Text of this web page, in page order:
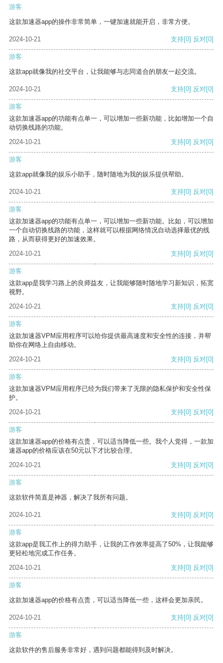
游客
这款加速器app的操作非常简单，一键加速就能开启，非常方便。
2024-10-21 支持[0] 反对[0]
游客
这款app就像我的社交平台，让我能够与志同道合的朋友一起交流。
2024-10-21 支持[0] 反对[0]
游客
这款加速器app的功能有点单一，可以增加一些新功能，比如增加一个自
动切换线路的功能。
2024-10-21
支持[0] 反对[0]
游客
这款app就像我的娱乐小助手，随时随地为我的娱乐提供帮助。
2024-10-21 支持[0] 反对[0]
游客
这款加速器app的功能有点单一，可以增加一些新功能。比如，可以增加
一个自动切换线路的功能，这样就可以根据网络情况自动选择最优的线
路，从而获得更好的加速效果。
2024-10-21
支持[0] 反对[0]
游客
这款app是我学习路上的良师益友，让我能够随时随地学习新知识，拓宽
视野。
2024-10-21
支持[0] 反对[0]
游客
这款加速器VPM应用程序可以给你提供最高速度和安全性的连接，并帮
助你在网络上自由移动。
2024-10-21
支持[0] 反对[0]
游客
这款加速器VPM应用程序已经为我们带来了无限的隐私保护和安全性保
护。
2024-10-21
支持[0] 反对[0]
游客
这款加速器app的价格有点贵，可以适当降低一些。我个人觉得，一款加
速器app的价格应该在50元以下才比较合理。
2024-10-21
支持[0] 反对[0]
游客
这款软件简直是神器，解决了我所有问题。
2024-10-21 支持[0] 反对[0]
游客
这款app是我工作上的得力助手，让我的工作效率提高了50%，让我能够
更轻松地完成工作任务。
2024-10-21
支持[0] 反对[0]
游客
这款加速器app的价格有点贵，可以适当降低一些，这样会更加亲民。
2024-10-21 支持[0] 反对[0]
游客
这款软件的售后服务非常好，遇到问题都能得到及时解决。